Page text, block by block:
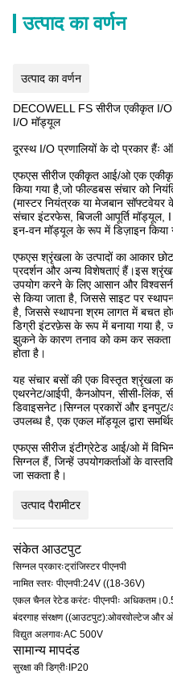
उत्पाद का वर्णन
उत्पाद का वर्णन
DECOWELL FS सीरीज एकीकृत I/
I/O मॉड्यूल
दूरस्थ I/O प्रणालियों के दो प्रकार हैंः
एफएस सीरीज एकीकृत आई/ओ एक
किया गया है,जो फील्डबस संचार को
(मास्टर नियंत्रक या मेजबान
संचार इंटरफेस, बिजली आपूर्ति
इन-वन मॉड्यूल के रूप में डिज़ाइन किया
एफएस श्रृंखला के उत्पादों का आकार
प्रदर्शन और अन्य विशेषताएं हैं।इस
उपयोग करने के लिए आसान और
से किया जाता है, जिससे साइट पर
है, जिससे स्थापना श्रम लागत में बचत
डिग्री इंटरफ़ेस के रूप में बनाया गया है,
झुकने के कारण तनाव को कम कर सकता
होता है।
यह संचार बसों की एक विस्तृत श्रृंखला
एथरनेट/आईपी, कैनओपन, सीसी-लिंक,
डिवाइसनेट।सिग्नल प्रकारों और
उपलब्ध है, एक एकल मॉड्यूल द्वारा
एफएस सीरीज इंटीग्रेटेड आई/ओ में
सिग्नल हैं, जिन्हें उपयोगकर्ताओं के
जा सकता है।
उत्पाद पैरामीटर
संकेत आउटपुट
सिग्नल प्रकारःट्रांजिस्टर पीएनपी
नामित स्तरः पीएनपी:24V ((18-36V)
एकल चैनल रेटेड करंटः पीएनपीः
बंदरगाह संरक्षण ((आउटपुट):ओवरवोल्टेज और
विद्युत अलगावःAC 500V
सामान्य मापदंड
सुरक्षा की डिग्रीःIP20